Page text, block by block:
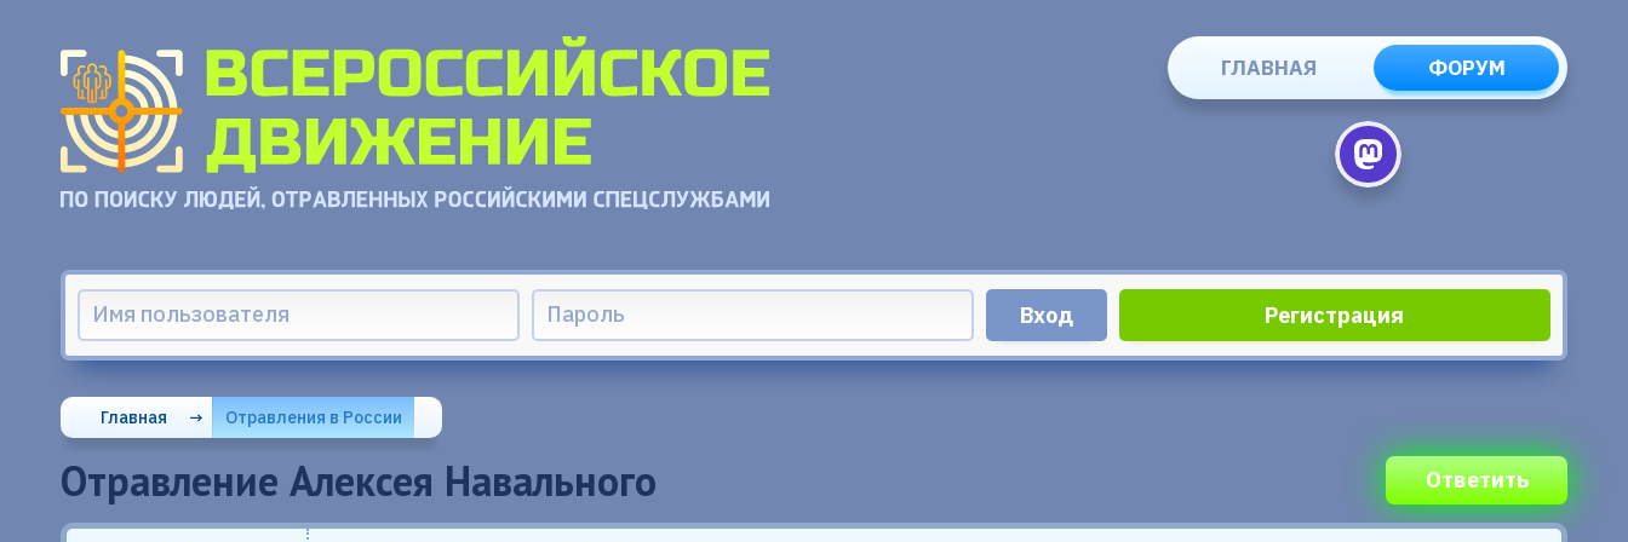
ГЛАВНАЯ ФОРУМ
Регистрация
Главная → Отравления в России
Отравление Алексея Навального Ответить